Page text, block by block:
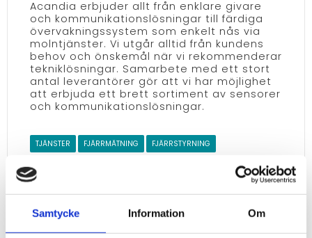
Samtycke Information Om
Acandia erbjuder allt från enklare givare
och kommunikationslösningar till färdiga
övervakningssystem som enkelt nås via
molntjänster. Vi utgår alltid från kundens
behov och önskemål när vi rekommenderar
tekniklösningar. Samarbete med ett stort
antal leverantörer gör att vi har möjlighet
att erbjuda ett brett sortiment av sensorer
och kommunikationslösningar.
TJÄNSTER FJÄRRMÄTNING FJÄRRSTYRNING